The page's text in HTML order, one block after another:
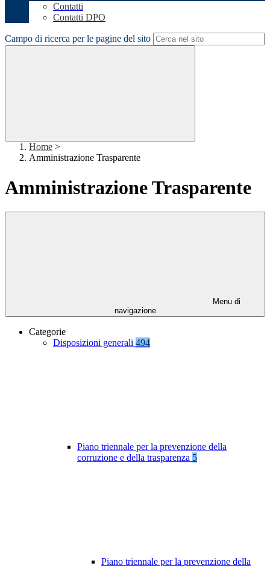
Contatti
Contatti DPO
Campo di ricerca per le pagine del sito
Home >
Amministrazione Trasparente
Amministrazione Trasparente
Menu di
navigazione
Categorie
Disposizioni generali 494
Piano triennale per la prevenzione della
corruzione e della trasparenza 5
Piano triennale per la prevenzione della